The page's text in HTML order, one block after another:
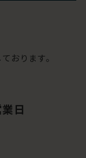
おります。
日